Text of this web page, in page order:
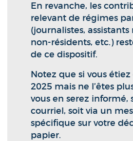
En revanche, les
relevant de régimes
(journalistes,
non-résidents, etc.)
de ce dispositif.
Notez que si vous
2025 mais ne l’êtes
vous en serez informé,
courriel, soit via un
spécifique sur votre
papier.